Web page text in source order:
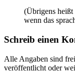
(Übrigens heißt
wenn das
Schreib einen
Alle Angaben sind
veröffentlicht oder